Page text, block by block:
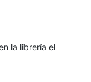
la librería el